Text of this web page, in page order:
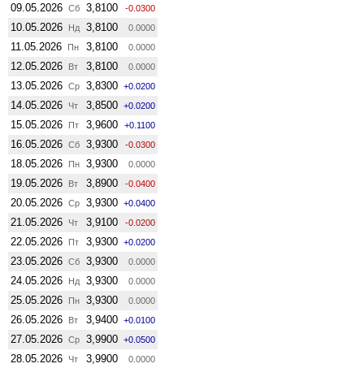
09.05.2026 Сб 3,8100 -0.0300
10.05.2026 Нд 3,8100 0.0000
11.05.2026 Пн 3,8100 0.0000
12.05.2026 Вт 3,8100 0.0000
13.05.2026 Ср 3,8300 +0.0200
14.05.2026 Чт 3,8500 +0.0200
15.05.2026 Пт 3,9600 +0.1100
16.05.2026 Сб 3,9300 -0.0300
18.05.2026 Пн 3,9300 0.0000
19.05.2026 Вт 3,8900 -0.0400
20.05.2026 Ср 3,9300 +0.0400
21.05.2026 Чт 3,9100 -0.0200
22.05.2026 Пт 3,9300 +0.0200
23.05.2026 Сб 3,9300 0.0000
24.05.2026 Нд 3,9300 0.0000
25.05.2026 Пн 3,9300 0.0000
26.05.2026 Вт 3,9400 +0.0100
27.05.2026 Ср 3,9900 +0.0500
28.05.2026 Чт 3,9900 0.0000